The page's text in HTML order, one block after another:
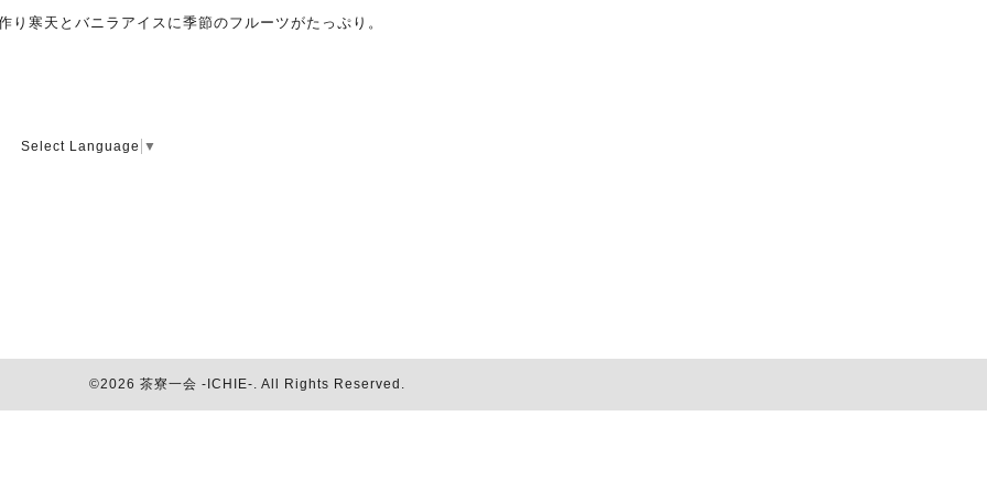
り寒天とバニラアイスに季節のフルーツがたっぷり。
Select Language ▼
©2026 茶寮一会 -ICHIE-. All Rights Reserved.